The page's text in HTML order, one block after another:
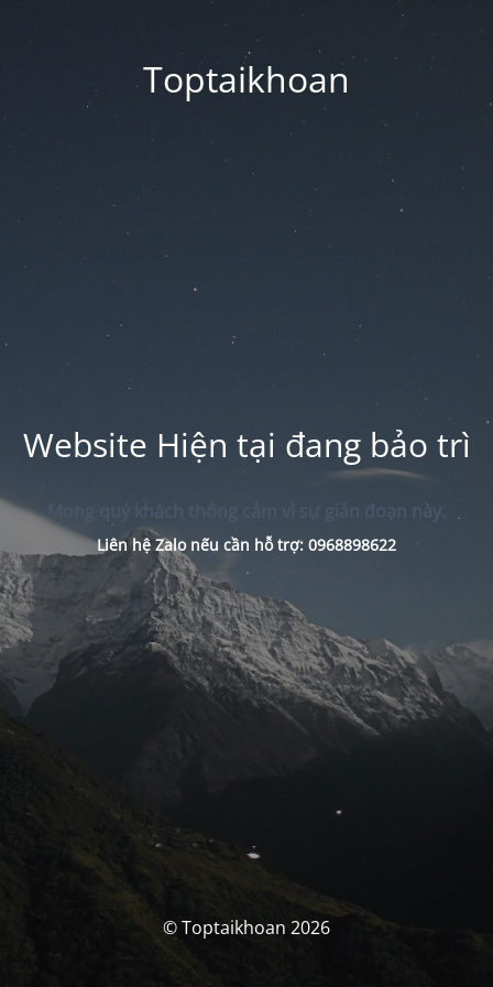
Toptaikhoan
Website Hiện tại đang bảo trì
Mong quý khách thông cảm vì sự gián đoạn này.
Liên hệ Zalo nếu cần hỗ trợ: 0968898622
© Toptaikhoan 2026